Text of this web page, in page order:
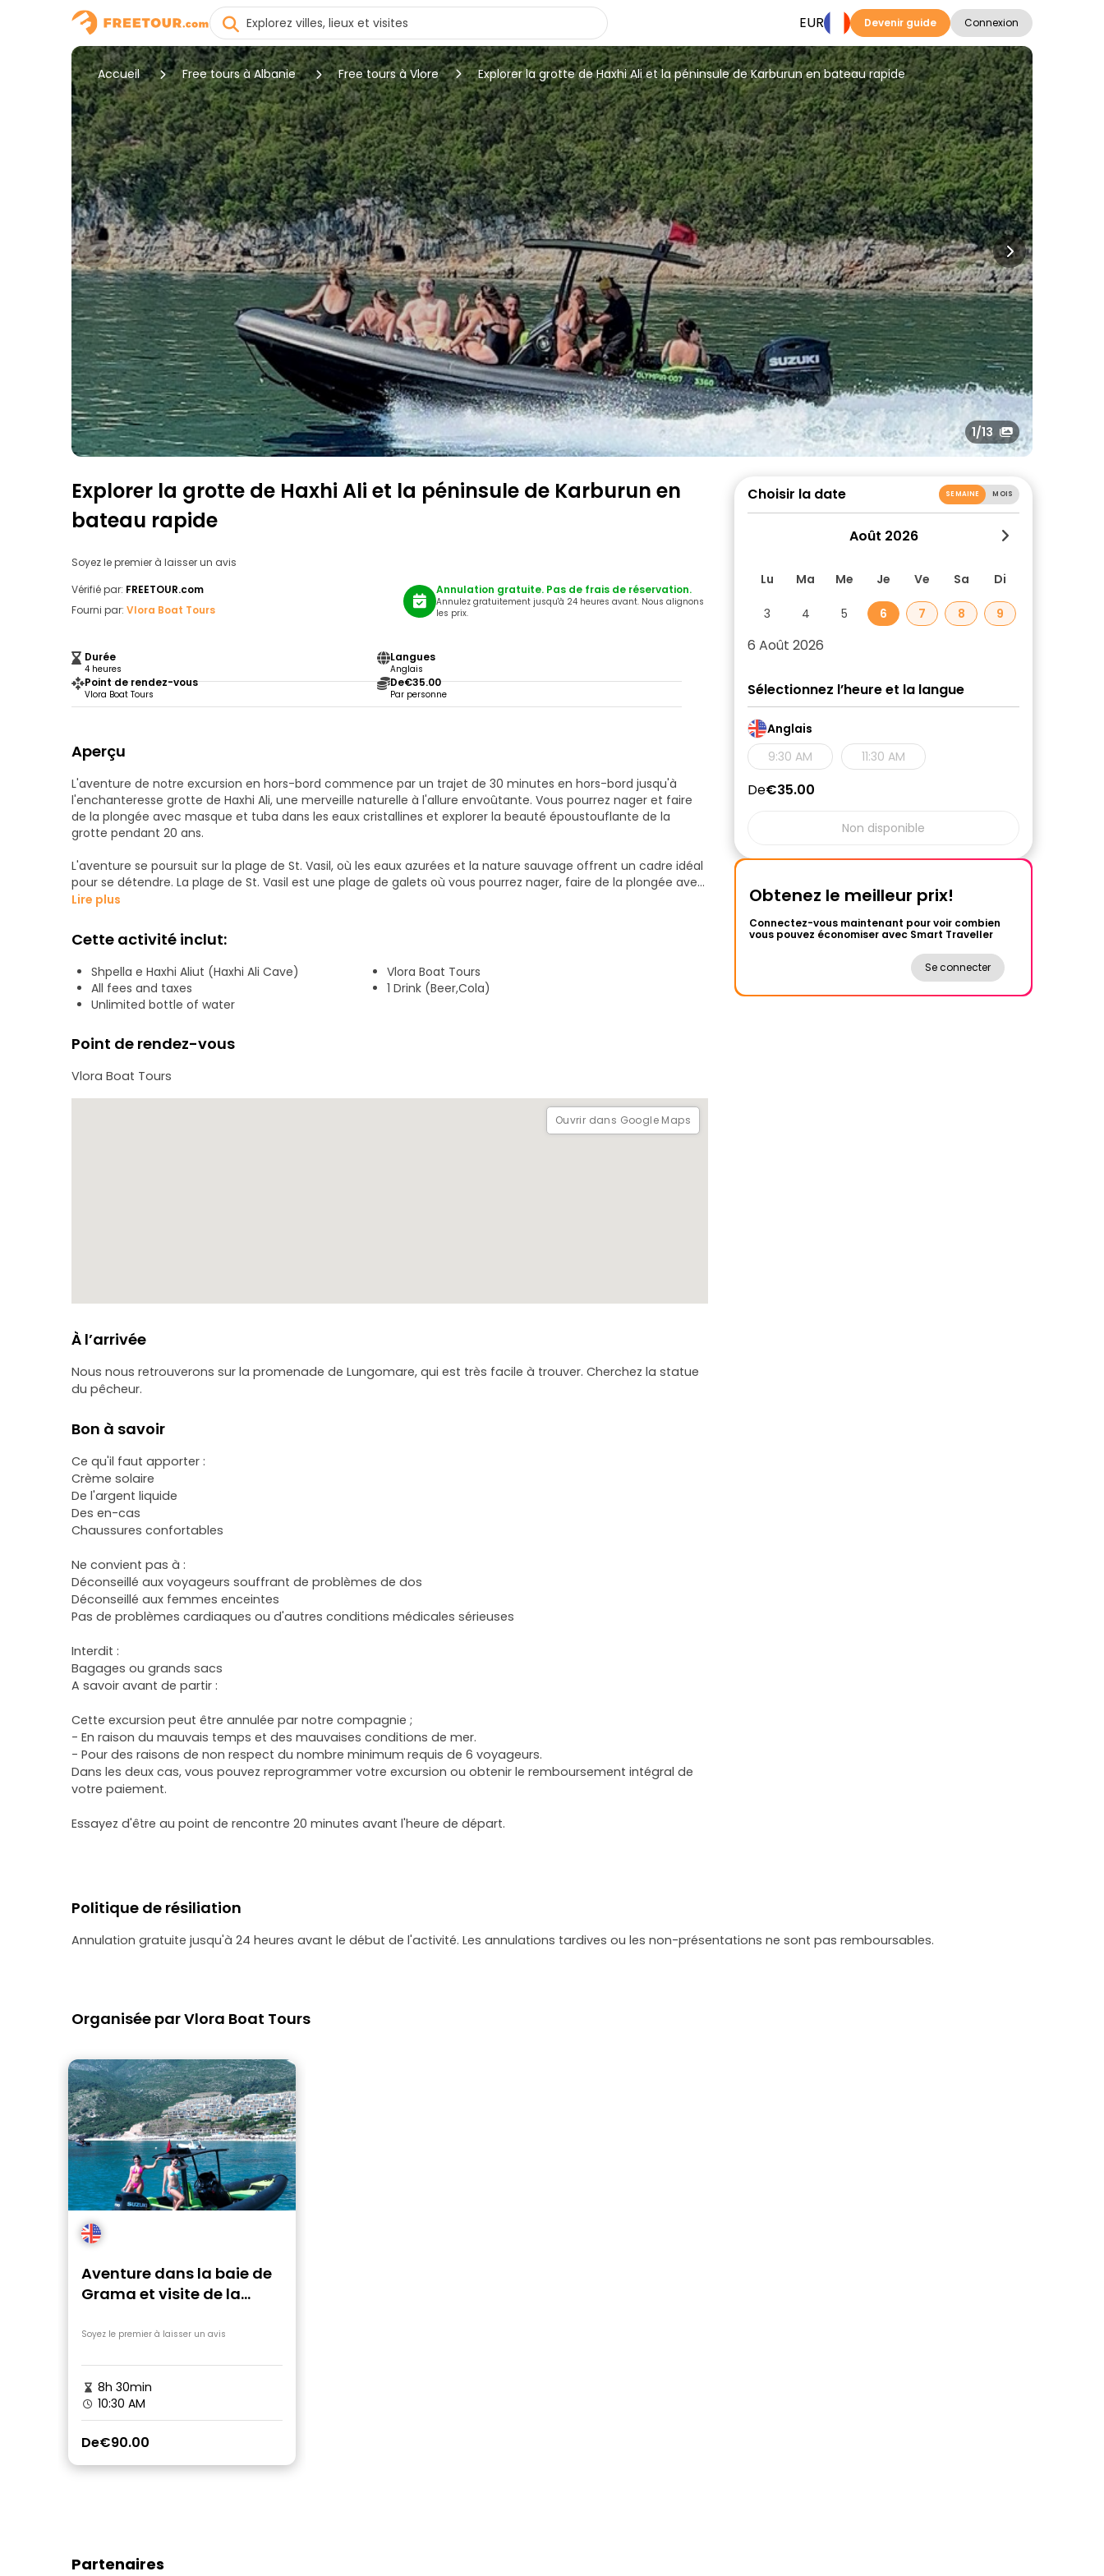
EUR Devenir guide Connexion
Accueil Free tours à Albanie Free tours à Vlore Explorer la grotte de Haxhi Ali et la péninsule de Karburun en bateau rapide
1/13
Explorer la grotte de Haxhi Ali et la péninsule de Karburun en
bateau rapide
Soyez le premier à laisser un avis
Vérifié par: FREETOUR.com
Fourni par: Vlora Boat Tours
Durée
4 heures
Langues
Anglais
Point de rendez-vous
Vlora Boat Tours
De€35.00
Par personne
Annulation gratuite. Pas de frais de réservation.
Annulez gratuitement jusqu'à 24 heures avant. Nous alignons
les prix.
Aperçu
L'aventure de notre excursion en hors-bord commence par un trajet de 30 minutes en hors-bord jusqu'à
l'enchanteresse grotte de Haxhi Ali, une merveille naturelle à l'allure envoûtante. Vous pourrez nager et faire
de la plongée avec masque et tuba dans les eaux cristallines et explorer la beauté époustouflante de la
grotte pendant 20 ans.
L'aventure se poursuit sur la plage de St. Vasil, où les eaux azurées et la nature sauvage offrent un cadre idéal
pour se détendre. La plage de St. Vasil est une plage de galets où vous pourrez nager, faire de la plongée avec
masque et tuba et profiter des eaux bleues cristallines. Vous passerez votre temps libre dans la magnifique
Mais l'excitation ne s'arrête pas là ; une promenade de 10 minutes nous mène au paradis isolé de la baie de St.
Koli, qui possède deux petites plages sauvages avec des eaux cristallines bleues et un monde sous-marin
étonnant pour une connexion intime avec la nature.
À la fin de l'excursion, nous vous garantissons une expérience inoubliable et le désir de revivre cette excursion
d'émerveillement.
Lire plus
Cette activité inclut:
Shpella e Haxhi Aliut (Haxhi Ali Cave)
Vlora Boat Tours
All fees and taxes
1 Drink (Beer,Cola)
Unlimited bottle of water
Point de rendez-vous
Vlora Boat Tours
Ouvrir dans Google Maps
À l’arrivée
Nous nous retrouverons sur la promenade de Lungomare, qui est très facile à trouver. Cherchez la statue
du pêcheur.
Bon à savoir
Ce qu'il faut apporter :
Crème solaire
De l'argent liquide
Des en-cas
Chaussures confortables
Ne convient pas à :
Déconseillé aux voyageurs souffrant de problèmes de dos
Déconseillé aux femmes enceintes
Pas de problèmes cardiaques ou d'autres conditions médicales sérieuses
Interdit :
Bagages ou grands sacs
A savoir avant de partir :
Cette excursion peut être annulée par notre compagnie ;
- En raison du mauvais temps et des mauvaises conditions de mer.
- Pour des raisons de non respect du nombre minimum requis de 6 voyageurs.
Dans les deux cas, vous pouvez reprogrammer votre excursion ou obtenir le remboursement intégral de
votre paiement.
Essayez d'être au point de rencontre 20 minutes avant l'heure de départ.
Politique de résiliation
Annulation gratuite jusqu'à 24 heures avant le début de l'activité. Les annulations tardives ou les non-présentations ne sont pas remboursables.
Choisir la date SEMAINE MOIS
Août 2026
Lu Ma Me Je Ve Sa Di
3 4 5 6 7 8 9
6 Août 2026
Sélectionnez l’heure et la langue
Anglais
9:30 AM
11:30 AM
De€35.00
Non disponible
Obtenez le meilleur prix!
Connectez-vous maintenant pour voir combien
vous pouvez économiser avec Smart Traveller
Se connecter
Organisée par Vlora Boat Tours
Aventure dans la baie de
Grama et visite de la
bateau à moteur
Soyez le premier à laisser un avis
8h 30min
10:30 AM
De€90.00
Partenaires